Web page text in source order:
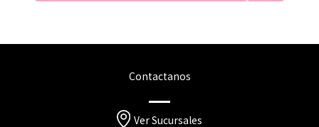
Contactanos
Ver Sucursales